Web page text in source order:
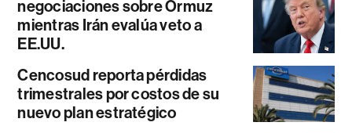
negociaciones sobre Ormuz
mientras Irán evalúa veto a
EE.UU.
Cencosud reporta pérdidas
trimestrales por costos de su
nuevo plan estratégico